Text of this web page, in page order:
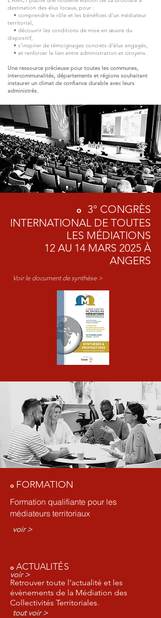
destination des élus locaux, pour :
• comprendre le rôle et les bénéfices d’un médiateur
territorial,
• découvrir les conditions de mise en œuvre du
dispositif,
• s’inspirer de témoignages concrets d’élus engagés,
• et renforcer le lien entre administration et citoyens.
Une ressource précieuse pour toutes les communes,
intercommunalités, départements et régions souhaitant
instaurer un climat de confiance durable avec leurs
administrés.
o 3° CONGRÈS
INTERNATIONAL DE TOUTES
LES MÉDIATIONS
12 AU 14 MARS 2025 À
ANGERS
Voir le document de synthèse >
o FORMATION
Formation qualifiante pour les
médiateurs territoriaux
voir >
voir >
o ACTUALITÉS
Retrouver toute l'actualité et les
évènements de la Médiation des
Collectivités Territoriales.
tout voir >